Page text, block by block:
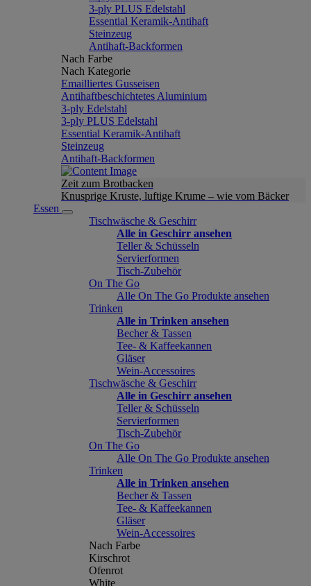
3-ply PLUS Edelstahl
Essential Keramik-Antihaft
Steinzeug
Antihaft-Backformen
Nach Farbe
Nach Kategorie
Emailliertes Gusseisen
Antihaftbeschichtetes Aluminium
3-ply Edelstahl
3-ply PLUS Edelstahl
Essential Keramik-Antihaft
Steinzeug
Antihaft-Backformen
Zeit zum Brotbacken
Knusprige Kruste, luftige Krume – wie vom Bäcker
Essen
Tischwäsche & Geschirr
Alle in Geschirr ansehen
Teller & Schüsseln
Servierformen
Tisch-Zubehör
On The Go
Alle On The Go Produkte ansehen
Trinken
Alle in Trinken ansehen
Becher & Tassen
Tee- & Kaffeekannen
Gläser
Wein-Accessoires
Tischwäsche & Geschirr
Alle in Geschirr ansehen
Teller & Schüsseln
Servierformen
Tisch-Zubehör
On The Go
Alle On The Go Produkte ansehen
Trinken
Alle in Trinken ansehen
Becher & Tassen
Tee- & Kaffeekannen
Gläser
Wein-Accessoires
Nach Farbe
Kirschrot
Ofenrot
White